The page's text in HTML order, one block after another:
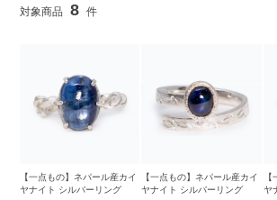
8
【一点もの】ネパール産カイ
ヤナイト シルバーリング
【一点もの】ネパール産カイ
ヤナイト シルバーリング
ヤ